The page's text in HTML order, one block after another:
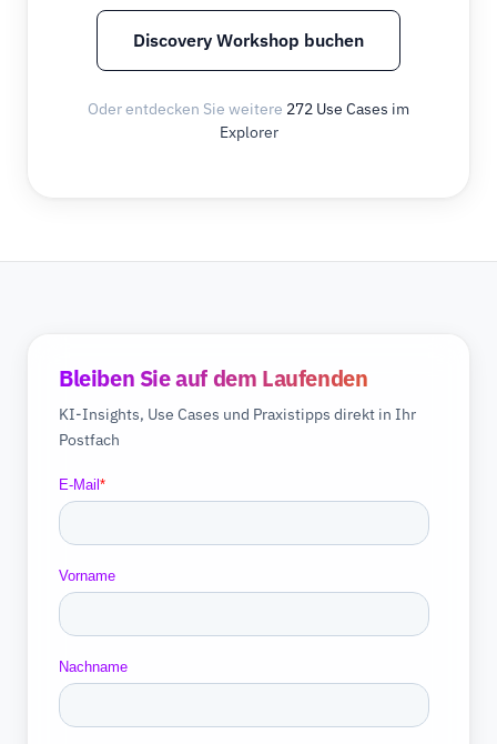
Discovery Workshop buchen
Oder entdecken Sie weitere 272 Use Cases im
Explorer
Bleiben Sie auf dem Laufenden
KI-Insights, Use Cases und Praxistipps direkt in Ihr
Postfach